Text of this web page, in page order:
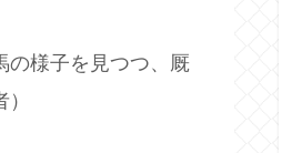
の様子を見つつ、厩